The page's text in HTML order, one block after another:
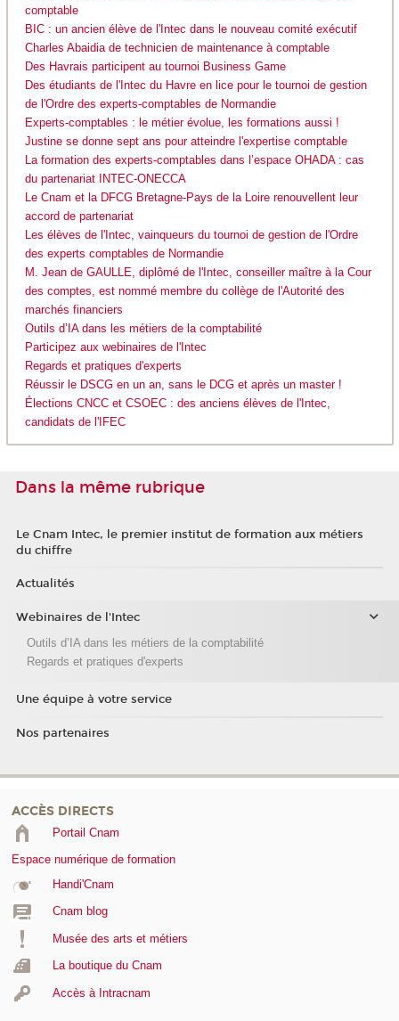
comptable
BIC : un ancien élève de l'Intec dans le nouveau comité exécutif
Charles Abaidia de technicien de maintenance à comptable
Des Havrais participent au tournoi Business Game
Des étudiants de l'Intec du Havre en lice pour le tournoi de gestion
de l'Ordre des experts-comptables de Normandie
Experts-comptables : le métier évolue, les formations aussi !
Justine se donne sept ans pour atteindre l'expertise comptable
La formation des experts-comptables dans l’espace OHADA : cas
du partenariat INTEC-ONECCA
Le Cnam et la DFCG Bretagne-Pays de la Loire renouvellent leur
accord de partenariat
Les élèves de l'Intec, vainqueurs du tournoi de gestion de l'Ordre
des experts comptables de Normandie
M. Jean de GAULLE, diplômé de l'Intec, conseiller maître à la Cour
des comptes, est nommé membre du collège de l'Autorité des
marchés financiers
Outils d’IA dans les métiers de la comptabilité
Participez aux webinaires de l'Intec
Regards et pratiques d'experts
Réussir le DSCG en un an, sans le DCG et après un master !
Élections CNCC et CSOEC : des anciens élèves de l'Intec,
candidats de l'IFEC
Dans la même rubrique
Le Cnam Intec, le premier institut de formation aux métiers
du chiffre
Actualités
Webinaires de l'Intec
Outils d’IA dans les métiers de la comptabilité
Regards et pratiques d'experts
Une équipe à votre service
Nos partenaires
ACCÈS DIRECTS
Portail Cnam
Espace numérique de formation
Handi'Cnam
Cnam blog
Musée des arts et métiers
La boutique du Cnam
Accès à Intracnam